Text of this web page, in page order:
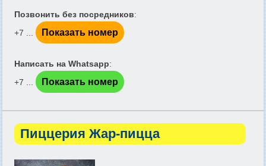
Позвонить без посредников:
+7 ...
Показать номер
Написать на Whatsapp:
+7 ...
Показать номер
Пиццерия Жар-пицца